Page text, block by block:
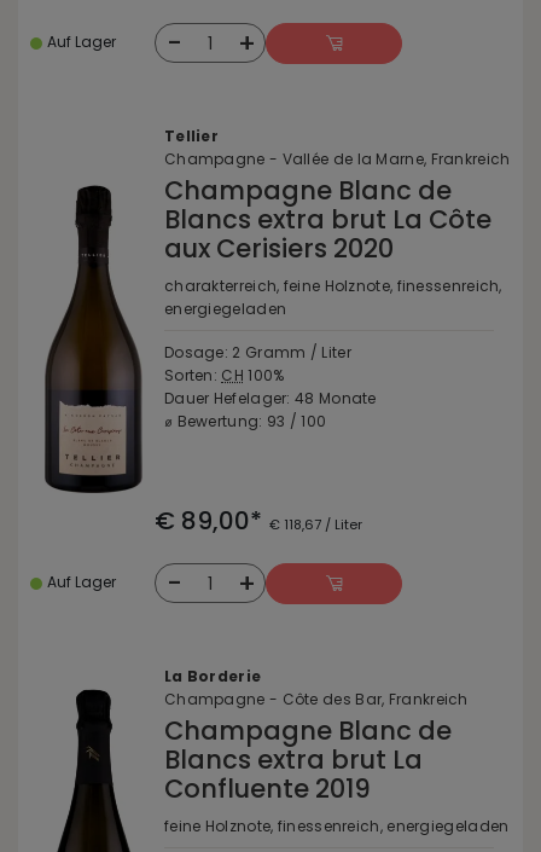
Auf Lager - 1 +
Tellier
Champagne - Vallée de la Marne, Frankreich
Champagne Blanc de
Blancs extra brut La Côte
aux Cerisiers 2020
charakterreich, feine Holznote, finessenreich,
energiegeladen
Dosage: 2 Gramm / Liter
Sorten: CH 100%
Dauer Hefelager: 48 Monate
⌀ Bewertung: 93 / 100
€ 89,00* € 118,67 / Liter
Auf Lager - 1 +
La Borderie
Champagne - Côte des Bar, Frankreich
Champagne Blanc de
Blancs extra brut La
Confluente 2019
feine Holznote, finessenreich, energiegeladen